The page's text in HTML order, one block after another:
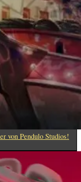
von Pendulo Studios!